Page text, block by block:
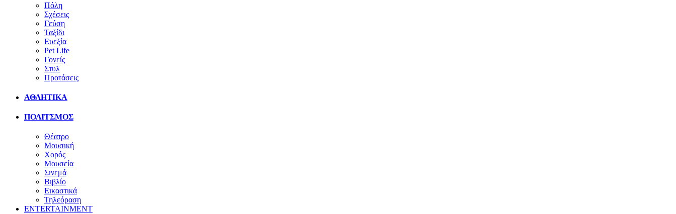
Πόλη
Σχέσεις
Γεύση
Ταξίδι
Ευεξία
Pet Life
Γονείς
Στυλ
Προτάσεις
ΑΘΛΗΤΙΚΑ
ΠΟΛΙΤΣΜΟΣ
Θέατρο
Μουσική
Χορός
Μουσεία
Σινεμά
Βιβλίο
Εικαστικά
Τηλεόραση
ENTERTAINMENT